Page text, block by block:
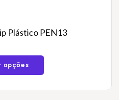
Plástico PEN13
opções